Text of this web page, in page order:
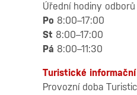
Úřední hodiny
Po 8:00–17:00
St 8:00–17:00
Pá 8:00–11:30
Turistické
Provozní doba